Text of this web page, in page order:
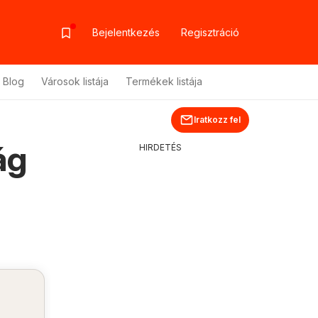
Bejelentkezés Regisztráció
Blog Városok listája Termékek listája
Iratkozz fel
HIRDETÉS